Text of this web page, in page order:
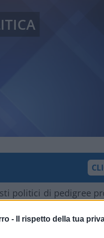
- Il rispetto della tua
politici di pedigree
della legislatura più
di